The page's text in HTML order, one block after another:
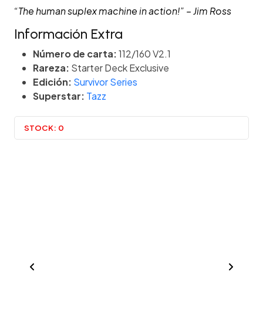
“The human suplex machine in action!” – Jim Ross
Información Extra
Número de carta:112/160 V2.1
Rareza: Starter Deck Exclusive
Edición: Survivor Series
Superstar: Tazz
STOCK: 0